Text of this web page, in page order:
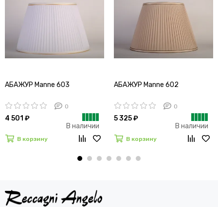
АБАЖУР Manne 603
0
4 501 ₽
В наличии
В корзину
АБАЖУР Manne 602
0
5 325 ₽
В наличии
В корзину